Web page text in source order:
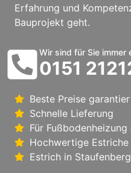
Erfahrung und
Bauprojekt geht.
Wir sind für Sie immer
0151
Beste Preise
Schnelle Lieferung
Für
Hochwertige Estriche
Estrich in Staufenberg